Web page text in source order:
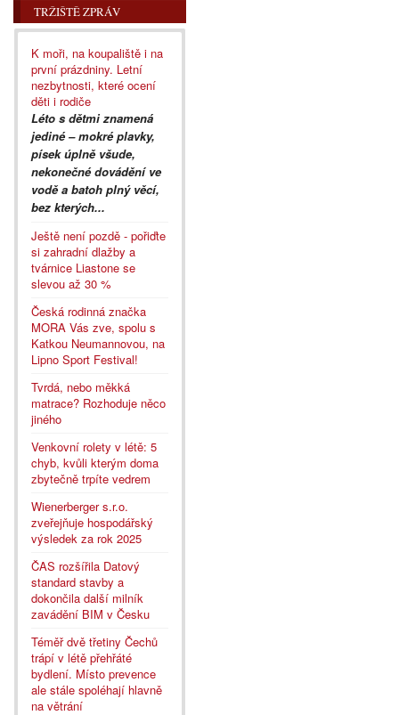
TRŽIŠTĚ ZPRÁV
K moři, na koupaliště i na
první prázdniny. Letní
nezbytnosti, které ocení
děti i rodiče
Léto s dětmi znamená
jediné – mokré plavky,
písek úplně všude,
nekonečné dovádění ve
vodě a batoh plný věcí,
bez kterých...
Ještě není pozdě - pořiďte
si zahradní dlažby a
tvárnice Liastone se
slevou až 30 %
Česká rodinná značka
MORA Vás zve, spolu s
Katkou Neumannovou, na
Lipno Sport Festival!
Tvrdá, nebo měkká
matrace? Rozhoduje něco
jiného
Venkovní rolety v létě: 5
chyb, kvůli kterým doma
zbytečně trpíte vedrem
Wienerberger s.r.o.
zveřejňuje hospodářský
výsledek za rok 2025
ČAS rozšířila Datový
standard stavby a
dokončila další milník
zavádění BIM v Česku
Téměř dvě třetiny Čechů
trápí v létě přehřáté
bydlení. Místo prevence
ale stále spoléhají hlavně
na větrání